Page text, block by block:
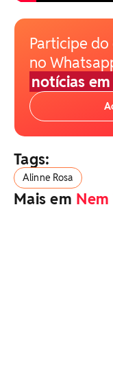
Participe do
no
notícias
Tags:
Alinne Rosa
Mais em Nem